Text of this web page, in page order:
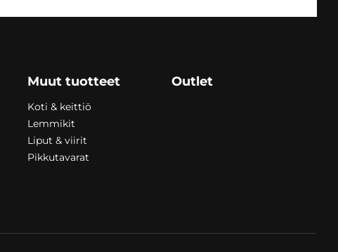
230,00
Muut tuotteet
Koti & keittiö
Lemmikit
Liput & viirit
Pikkutavarat
Outlet